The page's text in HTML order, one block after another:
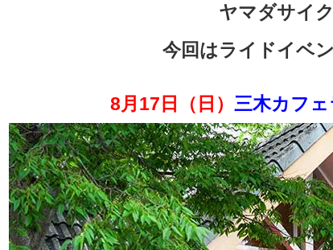
ヤマダサイ
今回はライドイベ
8月17 日（日） 三木カフェ